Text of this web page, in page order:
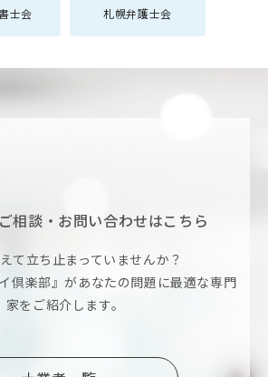
士会 札幌弁護士会
ご相談・お問い合わせはこちら
て立ち止まっていませんか？
倶楽部』があなたの問題に最適な専門
家をご紹介します。